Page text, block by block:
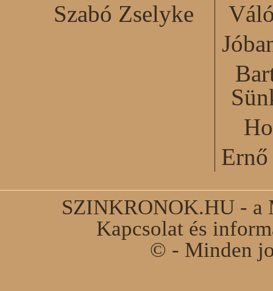
Szabó Zselyke
SZINKRONOK.HU - a
Kapcsolat és
© - Minden